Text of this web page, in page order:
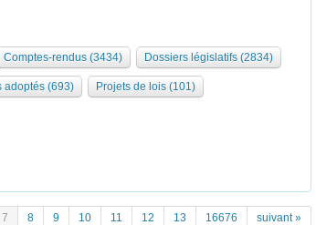
Comptes-rendus (3434) Dossiers législatifs (2834)
adoptés (693) Projets de lois (101)
7 8 9 10 11 12 13 16676 suivant »